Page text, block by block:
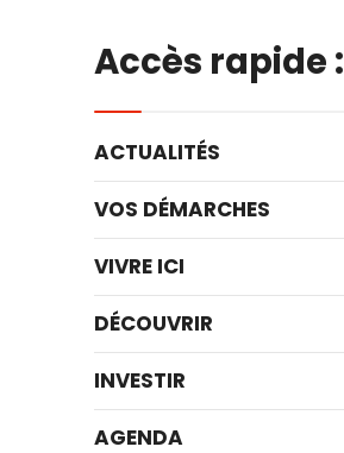
Accès rapide :
ACTUALITÉS
VOS DÉMARCHES
VIVRE ICI
DÉCOUVRIR
INVESTIR
AGENDA